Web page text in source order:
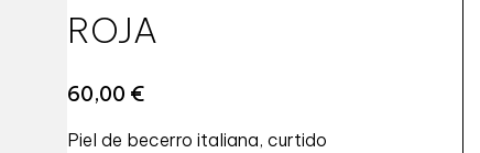
ROJA
60,00 €
Piel de becerro italiana, curtido